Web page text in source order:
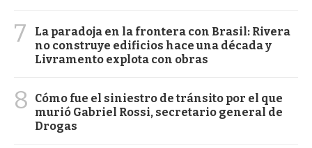
7
La paradoja en la frontera con Brasil: Rivera
no construye edificios hace una década y
Livramento explota con obras
8
Cómo fue el siniestro de tránsito por el que
murió Gabriel Rossi, secretario general de
Drogas